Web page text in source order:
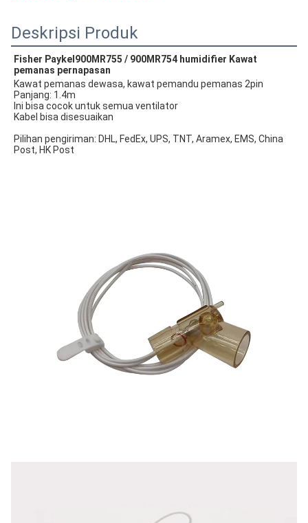
Deskripsi Produk
Fisher Paykel 900MR755 / 900MR754 humidifier Kawat
pemanas pernapasan
Kawat pemanas dewasa, kawat pemandu pemanas 2pin
Panjang: 1.4m
Ini bisa cocok untuk semua ventilator
Kabel bisa disesuaikan
Pilihan pengiriman: DHL, FedEx, UPS, TNT, Aramex, EMS, China
Post, HK Post